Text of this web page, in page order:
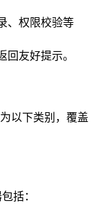
、权限校验等
回友好提示。
以下类别，覆盖
括：